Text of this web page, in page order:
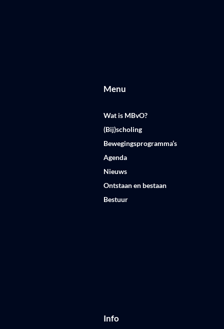
Menu
Wat is MBvO?
(Bij)scholing
Bewegingsprogramma’s
Agenda
Nieuws
Ontstaan en bestaan
Bestuur
Info